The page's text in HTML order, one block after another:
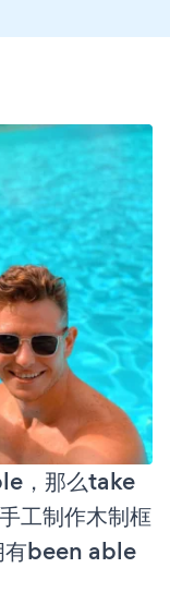
，那么take
工制作木制框
有been able